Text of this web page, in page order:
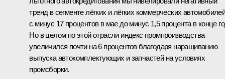
тренд в сегменте лёгких и лёгких коммерческих
с минус 17 процентов в мае до минус 1,5 процента в конце
Но в целом по этой отрасли индекс промпроизводства
увеличился почти на 6 процентов благодаря наращиванию
выпуска автокомплектующих и запчастей на условиях
промсборки.